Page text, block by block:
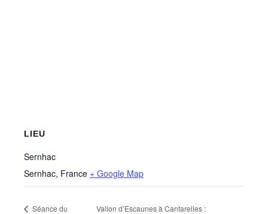
LIEU
Sernhac
Sernhac, France + Google Map
Séance du
Vallon d’Escaunes à Cantarelles :